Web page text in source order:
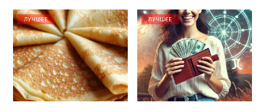
ЛУЧШЕЕ ЛУЧШЕЕ